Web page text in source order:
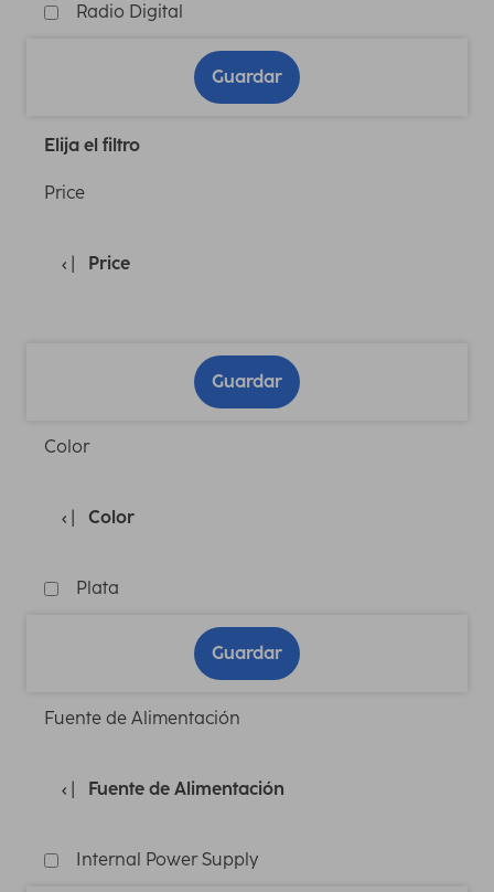
Radio Digital
Guardar
Elija el filtro
Price
Price
Guardar
Color
Color
Plata
Guardar
Fuente de Alimentación
Fuente de Alimentación
Internal Power Supply